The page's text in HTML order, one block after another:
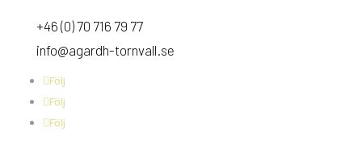
+46 (0) 70 716 79 77
info@agardh-tornvall.se
Följ
Följ
Följ